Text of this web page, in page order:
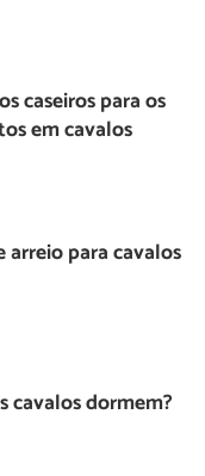
caseiros para os
em cavalos
arreio para cavalos
cavalos dormem?